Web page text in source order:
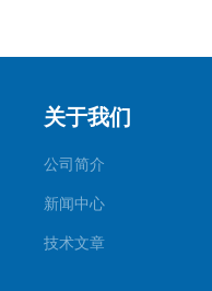
关于我们
公司简介
新闻中心
技术文章